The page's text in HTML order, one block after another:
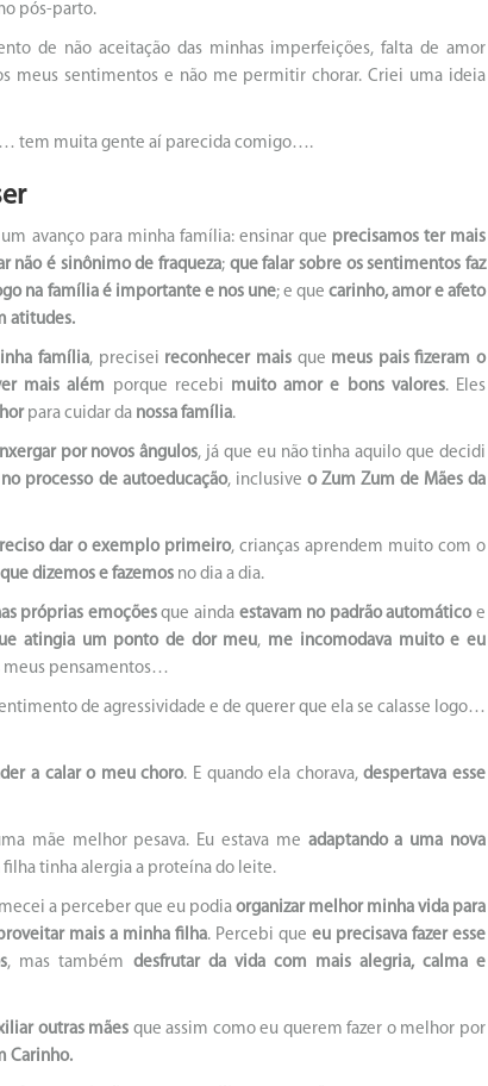
pós-parto.
de não aceitação das minhas imperfeições, falta de amor
meus sentimentos e não me permitir chorar. Criei uma ideia
tem muita gente aí parecida comigo….
avanço para minha família: ensinar que precisamos ter mais
não é sinônimo de fraqueza; que falar sobre os sentimentos faz
na família é importante e nos une; e que carinho, amor e afeto
atitudes.
família, precisei reconhecer maisque meus pais fizeram o
mais além porque recebi muito amor e bons valores. Eles
para cuidar da nossa família.
por novos ângulos, já que eu não tinha aquilo que decidi
processo de autoeducação, inclusive o Zum Zum de Mães da
dar o exemplo primeiro, crianças aprendem muito com o
dizemos e fazemos no dia a dia.
próprias emoçõesque ainda estavam no padrão automáticoe
atingia um ponto de dor meu, me incomodava muito e eu
meus pensamentos…
de agressividade e de querer que ela se calasse logo…
a calar o meu choro. E quando ela chorava,despertava esse
mãe melhor pesava. Eu estava me adaptando a uma nova
tinha alergia a proteína do leite.
a perceber que eu podia organizar melhor minha vida para
mais a minha filha. Percebi que eu precisava fazer esse
, mas também desfrutar da vida com mais alegria, calma e
outras mães que assim como eu querem fazer o melhor por
Carinho.